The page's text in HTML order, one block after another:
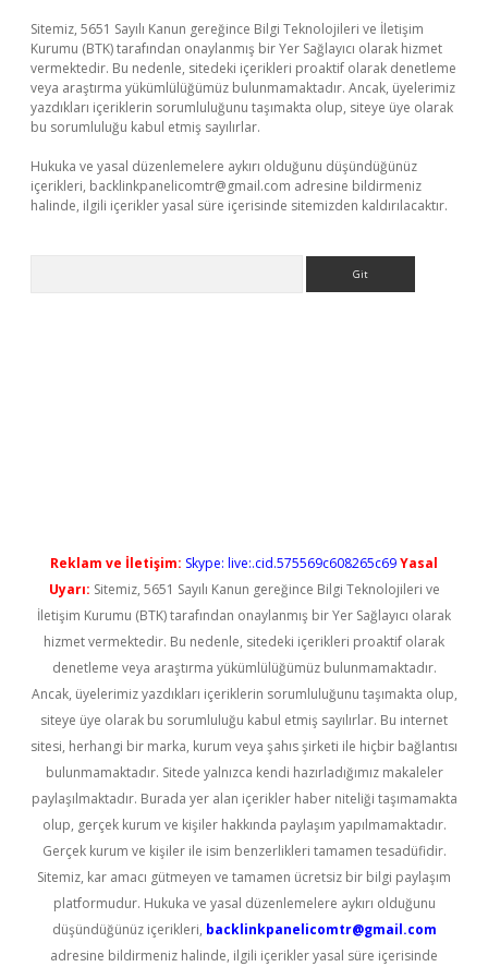
Sitemiz, 5651 Sayılı Kanun gereğince Bilgi Teknolojileri ve İletişim
Kurumu (BTK) tarafından onaylanmış bir Yer Sağlayıcı olarak hizmet
vermektedir. Bu nedenle, sitedeki içerikleri proaktif olarak denetleme
veya araştırma yükümlülüğümüz bulunmamaktadır. Ancak, üyelerimiz
yazdıkları içeriklerin sorumluluğunu taşımakta olup, siteye üye olarak
bu sorumluluğu kabul etmiş sayılırlar.
Hukuka ve yasal düzenlemelere aykırı olduğunu düşündüğünüz
içerikleri, backlinkpanelicomtr@gmail.com adresine bildirmeniz
halinde, ilgili içerikler yasal süre içerisinde sitemizden kaldırılacaktır.
Reklam ve İletişim: Skype: live:.cid.575569c608265c69Yasal
Uyarı: Sitemiz, 5651 Sayılı Kanun gereğince Bilgi Teknolojileri ve
İletişim Kurumu (BTK) tarafından onaylanmış bir Yer Sağlayıcı olarak
hizmet vermektedir. Bu nedenle, sitedeki içerikleri proaktif olarak
denetleme veya araştırma yükümlülüğümüz bulunmamaktadır.
Ancak, üyelerimiz yazdıkları içeriklerin sorumluluğunu taşımakta olup,
siteye üye olarak bu sorumluluğu kabul etmiş sayılırlar. Bu internet
sitesi, herhangi bir marka, kurum veya şahıs şirketi ile hiçbir bağlantısı
bulunmamaktadır. Sitede yalnızca kendi hazırladığımız makaleler
paylaşılmaktadır. Burada yer alan içerikler haber niteliği taşımamakta
olup, gerçek kurum ve kişiler hakkında paylaşım yapılmamaktadır.
Gerçek kurum ve kişiler ile isim benzerlikleri tamamen tesadüfidir.
Sitemiz, kar amacı gütmeyen ve tamamen ücretsiz bir bilgi paylaşım
platformudur. Hukuka ve yasal düzenlemelere aykırı olduğunu
düşündüğünüz içerikleri, backlinkpanelicomtr@gmail.com
adresine bildirmeniz halinde, ilgili içerikler yasal süre içerisinde